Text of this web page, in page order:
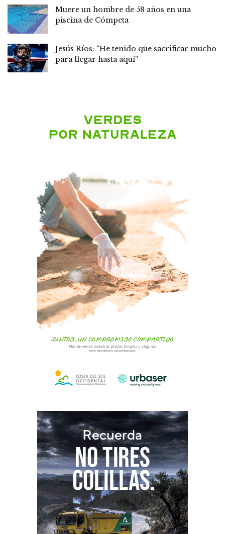
Muere un hombre de 58 años en una
piscina de Cómpeta
Jesús Ríos: “He tenido que sacrificar mucho
para llegar hasta aquí”